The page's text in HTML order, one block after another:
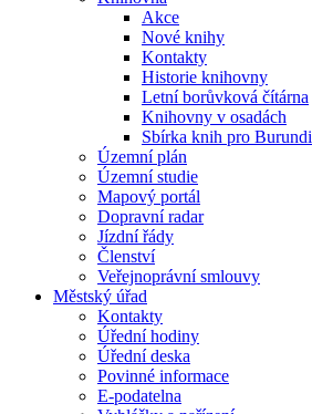
Akce
Nové knihy
Kontakty
Historie knihovny
Letní borůvková čítárna
Knihovny v osadách
Sbírka knih pro Burundi
Územní plán
Územní studie
Mapový portál
Dopravní radar
Jízdní řády
Členství
Veřejnoprávní smlouvy
Městský úřad
Kontakty
Úřední hodiny
Úřední deska
Povinné informace
E-podatelna